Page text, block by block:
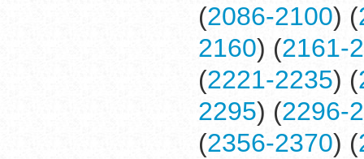
(2086-2100) (
2160) (2161-
(2221-2235) (
2295) (2296-
(2356-2370) (